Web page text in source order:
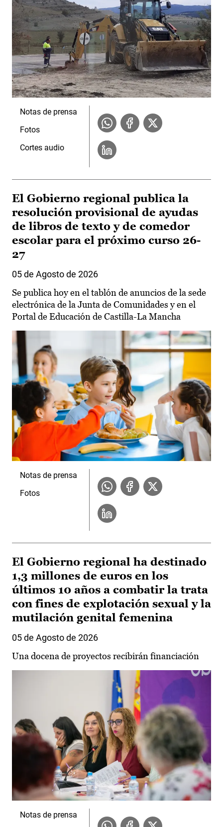
Notas de prensa
Fotos
Cortes audio
El Gobierno regional publica la
resolución provisional de ayudas
de libros de texto y de comedor
escolar para el próximo curso 26-
27
05 de Agosto de 2026
Se publica hoy en el tablón de anuncios de la sede
electrónica de la Junta de Comunidades y en el
Portal de Educación de Castilla-La Mancha
Notas de prensa
Fotos
El Gobierno regional ha destinado
1,3 millones de euros en los
últimos 10 años a combatir la trata
con fines de explotación sexual y la
mutilación genital femenina
05 de Agosto de 2026
Una docena de proyectos recibirán financiación
Notas de prensa